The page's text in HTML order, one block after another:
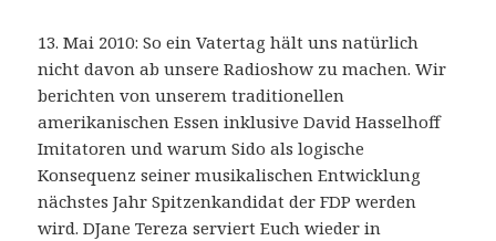
13. Mai 2010: So ein Vatertag hält uns natürlich
nicht davon ab unsere Radioshow zu machen. Wir
berichten von unserem traditionellen
amerikanischen Essen inklusive David Hasselhoff
Imitatoren und warum Sido als logische
Konsequenz seiner musikalischen Entwicklung
nächstes Jahr Spitzenkandidat der FDP werden
wird. DJane Tereza serviert Euch wieder in